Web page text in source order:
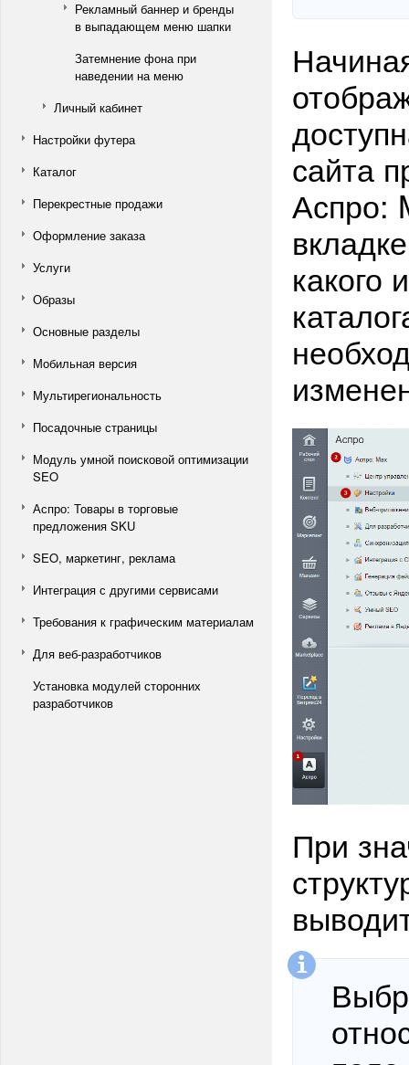
Рекламный баннер и бренды
в выпадающем меню шапки
Затемнение фона при
наведении на меню
Личный кабинет
Настройки футера
Каталог
Перекрестные продажи
Оформление заказа
Услуги
Образы
Основные разделы
Мобильная версия
Мультирегиональность
Посадочные страницы
Модуль умной поисковой оптимизации
SEO
Аспро: Товары в торговые
предложения SKU
SEO, маркетинг, реклама
Интеграция с другими сервисами
Требования к графическим материалам
Для веб-разработчиков
Установка модулей сторонних
разработчиков
сайта
Аспро:
какого
При